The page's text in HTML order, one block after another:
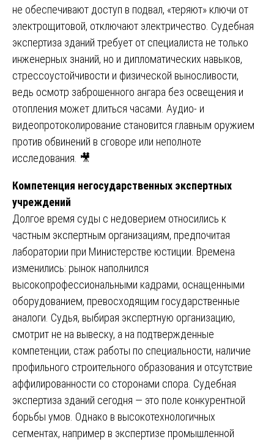
не обеспечивают доступ в подвал, «теряют» ключи от
электрощитовой, отключают электричество. Судебная
экспертиза зданий требует от специалиста не только
инженерных знаний, но и дипломатических навыков,
стрессоустойчивости и физической выносливости,
ведь осмотр заброшенного ангара без освещения и
отопления может длиться часами. Аудио- и
видеопротоколирование становится главным оружием
против обвинений в сговоре или неполноте
исследования. 🎥
Компетенция негосударственных экспертных
учреждений
Долгое время суды с недоверием относились к
частным экспертным организациям, предпочитая
лаборатории при Министерстве юстиции. Времена
изменились: рынок наполнился
высокопрофессиональными кадрами, оснащенными
оборудованием, превосходящим государственные
аналоги. Судья, выбирая экспертную организацию,
смотрит не на вывеску, а на подтвержденные
компетенции, стаж работы по специальности, наличие
профильного строительного образования и отсутствие
аффилированности со сторонами спора. Судебная
экспертиза зданий сегодня — это поле конкурентной
борьбы умов. Однако в высокотехнологичных
сегментах, например в экспертизе промышленной